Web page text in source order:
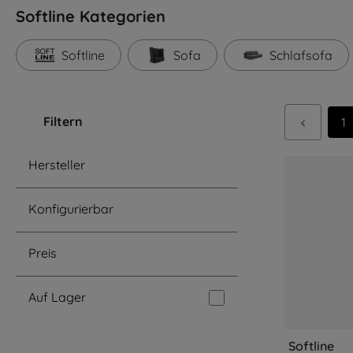
Softline Kategorien
Softline Sofa Schlafsofa
Filtern
Hersteller
Konfigurierbar
Preis
Auf Lager
1
Softline